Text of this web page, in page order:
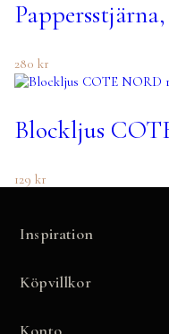
280 kr
Blockljus
129 kr
Inspiration
Köpvillkor